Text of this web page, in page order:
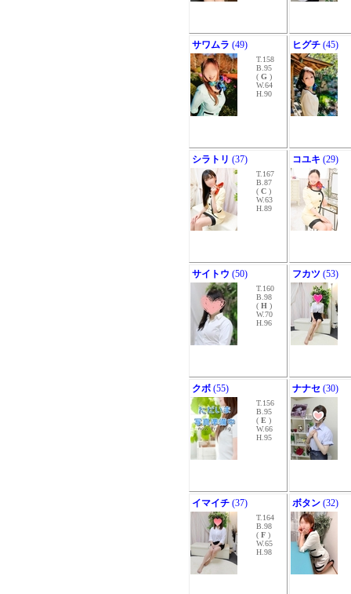
サワムラ (49)
T.158
B.95
( G )
W.64
H.90
ヒグチ (45)
シラトリ (37)
T.167
B.87
( C )
W.63
H.89
コユキ (29)
サイトウ (50)
T.160
B.98
( H )
W.70
H.96
フカツ (53)
クボ (55)
T.156
B.95
( E )
W.66
H.95
ナナセ (30)
イマイチ (37)
T.164
B.98
( F )
W.65
H.98
ボタン (32)